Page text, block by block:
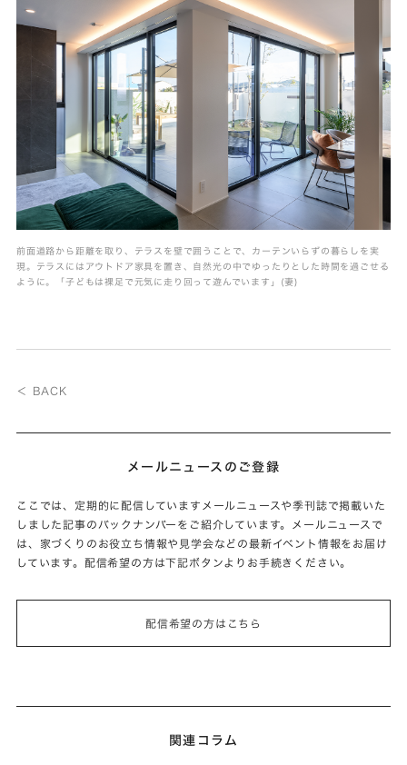
前面道路から距離を取り、テラスを壁で囲うことで、カーテンいらずの暮らしを実
現。テラスにはアウトドア家具を置き、自然光の中でゆったりとした時間を過ごせる
ように。「子どもは裸足で元気に走り回って遊んでいます」(妻)
＜ BACK
メールニュースのご登録
ここでは、定期的に配信していますメールニュースや季刊誌で掲載いた
しました記事のバックナンバーをご紹介しています。メールニュースで
は、家づくりのお役立ち情報や見学会などの最新イベント情報をお届け
しています。配信希望の方は下記ボタンよりお手続きください。
配信希望の方はこちら
関連コラム